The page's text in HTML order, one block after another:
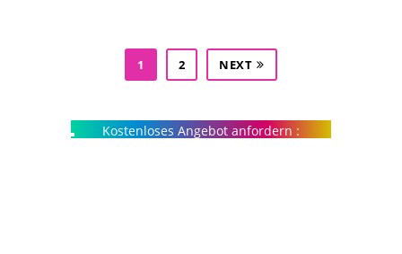
1 2 NEXT
Kostenloses Angebot anfordern :